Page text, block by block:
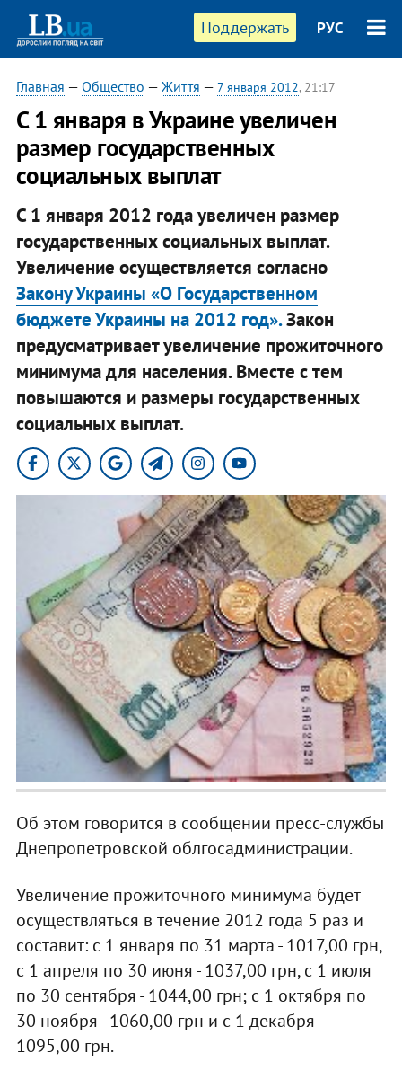
Поддержать РУС
Главная — Общество — Життя — 7 января 2012, 21:17
С 1 января в Украине увеличен
размер государственных
социальных выплат
С 1 января 2012 года увеличен размер
государственных социальных выплат.
Увеличение осуществляется согласно
Закону Украины «О Государственном
бюджете Украины на 2012 год».Закон
предусматривает увеличение прожиточного
минимума для населения. Вместе с тем
повышаются и размеры государственных
социальных выплат.
Об этом говорится в сообщении пресс-службы
Днепропетровской облгосадминистрации.
Увеличение прожиточного минимума будет
осуществляться в течение 2012 года 5 раз и
составит: с 1 января по 31 марта - 1017,00 грн,
с 1 апреля по 30 июня - 1037,00 грн, с 1 июля
по 30 сентября - 1044,00 грн; с 1 октября по
30 ноября - 1060,00 грн и с 1 декабря -
1095,00 грн.